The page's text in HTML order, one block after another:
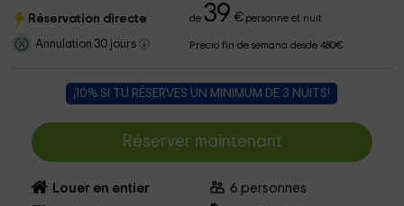
Réservation directe de39 €personne et nuit
Annulation 30 jours Precio fin de semana desde 480€
¡10% SI TU RÉSERVES UN MINIMUM DE 3 NUITS!
Réserver maintenant
Louer en entier 6 personnes